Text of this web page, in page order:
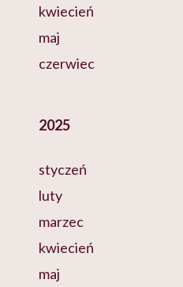
kwiecień
maj
czerwiec
2025
styczeń
luty
marzec
kwiecień
maj